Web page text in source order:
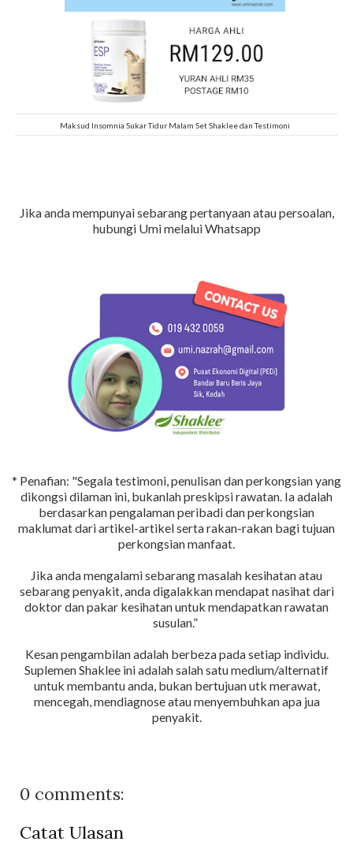
Maksud Insomnia Sukar Tidur Malam Set Shaklee dan Testimoni
Jika anda mempunyai sebarang pertanyaan atau persoalan,
hubungi Umi melalui Whatsapp
* Penafian: "Segala testimoni, penulisan dan perkongsian yang
dikongsi dilaman ini, bukanlah preskipsi rawatan. Ia adalah
berdasarkan pengalaman peribadi dan perkongsian
maklumat dari artikel-artikel serta rakan-rakan bagi tujuan
perkongsian manfaat.
Jika anda mengalami sebarang masalah kesihatan atau
sebarang penyakit, anda digalakkan mendapat nasihat dari
doktor dan pakar kesihatan untuk mendapatkan rawatan
susulan.”
Kesan pengambilan adalah berbeza pada setiap individu.
Suplemen Shaklee ini adalah salah satu medium/alternatif
untuk membantu anda, bukan bertujuan utk merawat,
mencegah, mendiagnose atau menyembuhkan apa jua
penyakit.
0 comments:
Catat Ulasan